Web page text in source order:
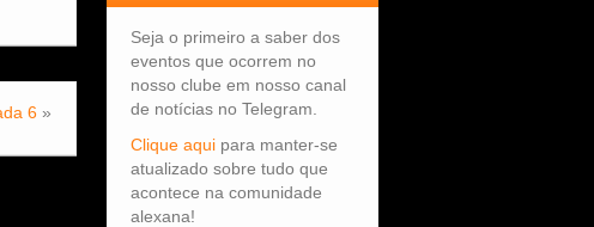
6»
Seja o primeiro a saber dos
eventos que ocorrem no
nosso clube em nosso canal
de notícias no Telegram.
Clique aquipara manter-se
atualizado sobre tudo que
acontece na comunidade
alexana!